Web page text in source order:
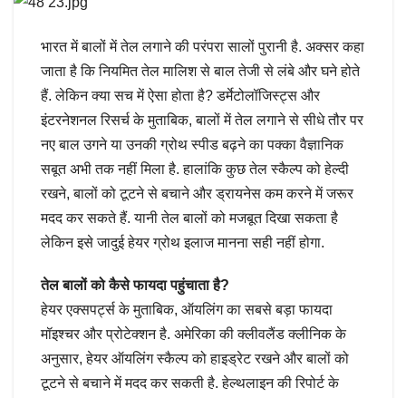
भारत में बालों में तेल लगाने की परंपरा सालों पुरानी है. अक्सर कहा
जाता है कि नियमित तेल मालिश से बाल तेजी से लंबे और घने होते
हैं. लेकिन क्या सच में ऐसा होता है? डर्मेटोलॉजिस्ट्स और
इंटरनेशनल रिसर्च के मुताबिक, बालों में तेल लगाने से सीधे तौर पर
नए बाल उगने या उनकी ग्रोथ स्पीड बढ़ने का पक्का वैज्ञानिक
सबूत अभी तक नहीं मिला है. हालांकि कुछ तेल स्कैल्प को हेल्दी
रखने, बालों को टूटने से बचाने और ड्रायनेस कम करने में जरूर
मदद कर सकते हैं. यानी तेल बालों को मजबूत दिखा सकता है
लेकिन इसे जादुई हेयर ग्रोथ इलाज मानना सही नहीं होगा.
तेल बालों को कैसे फायदा पहुंचाता है?
हेयर एक्सपर्ट्स के मुताबिक, ऑयलिंग का सबसे बड़ा फायदा
मॉइश्चर और प्रोटेक्शन है. अमेरिका की क्लीवलैंड क्लीनिक के
अनुसार, हेयर ऑयलिंग स्कैल्प को हाइड्रेट रखने और बालों को
टूटने से बचाने में मदद कर सकती है. हेल्थलाइन की रिपोर्ट के